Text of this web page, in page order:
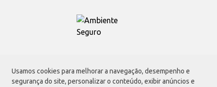
Usamos cookies para melhorar a navegação, desempenho e
segurança do site, personalizar o conteúdo, exibir anúncios e
Atacadão S.A.
Avenida Morvan Dias de Figueiredo, 6169, Vila Maria, São Paulo - SP | CEP
02170-901 | CNPJ: 75.315.333/0001-09